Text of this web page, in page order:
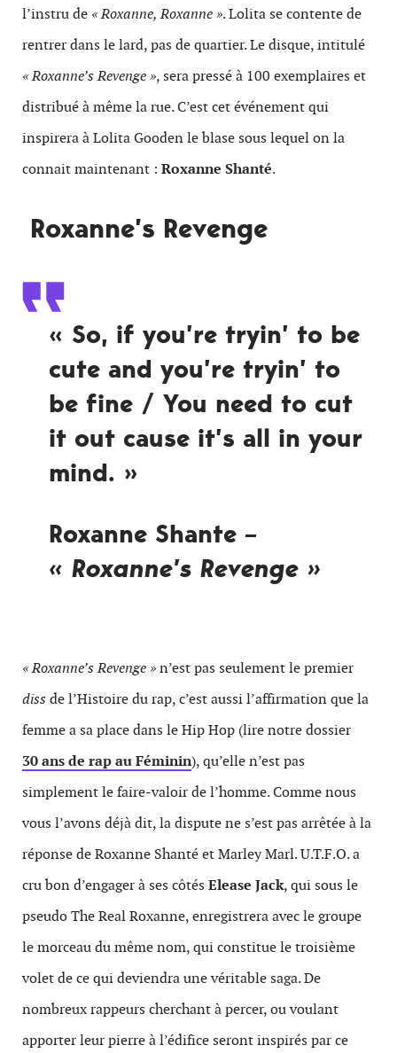
l’instru de « Roxanne, Roxanne ». Lolita se contente de
rentrer dans le lard, pas de quartier. Le disque, intitulé
« Roxanne’s Revenge », sera pressé à 100 exemplaires et
distribué à même la rue. C’est cet événement qui
inspirera à Lolita Gooden le blase sous lequel on la
connait maintenant : Roxanne Shanté.
Roxanne’s Revenge
« So, if you’re tryin’ to be
cute and you’re tryin’ to
be fine / You need to cut
it out cause it’s all in your
mind. »
Roxanne Shante –
« Roxanne’s Revenge »
« Roxanne’s Revenge »n’est pas seulement le premier
diss de l’Histoire du rap, c’est aussi l’affirmation que la
femme a sa place dans le Hip Hop (lire notre dossier
30 ans de rap au Féminin), qu’elle n’est pas
simplement le faire-valoir de l’homme. Comme nous
vous l’avons déjà dit, la dispute ne s’est pas arrêtée à la
réponse de Roxanne Shanté et Marley Marl. U.T.F.O. a
cru bon d’engager à ses côtés Elease Jack, qui sous le
pseudo The Real Roxanne, enregistrera avec le groupe
le morceau du même nom, qui constitue le troisième
volet de ce qui deviendra une véritable saga. De
nombreux rappeurs cherchant à percer, ou voulant
apporter leur pierre à l’édifice seront inspirés par ce